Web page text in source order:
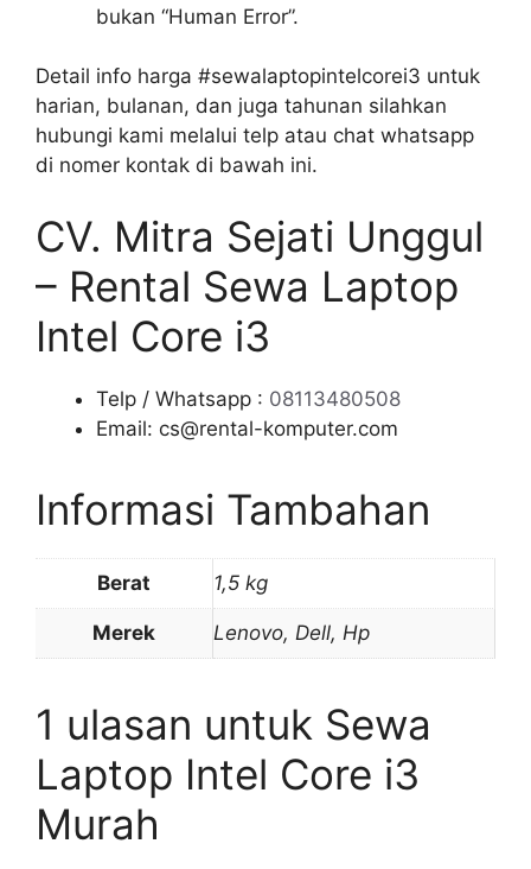
bukan “Human Error”.
Detail info harga #sewalaptopintelcorei3 untuk
harian, bulanan, dan juga tahunan silahkan
hubungi kami melalui telp atau chat whatsapp
di nomer kontak di bawah ini.
CV. Mitra Sejati Unggul
– Rental Sewa Laptop
Intel Core i3
Telp / Whatsapp : 08113480508
Email: cs@rental-komputer.com
Informasi Tambahan
Berat 1,5 kg
Merek Lenovo, Dell, Hp
1 ulasan untuk Sewa
Laptop Intel Core i3
Murah